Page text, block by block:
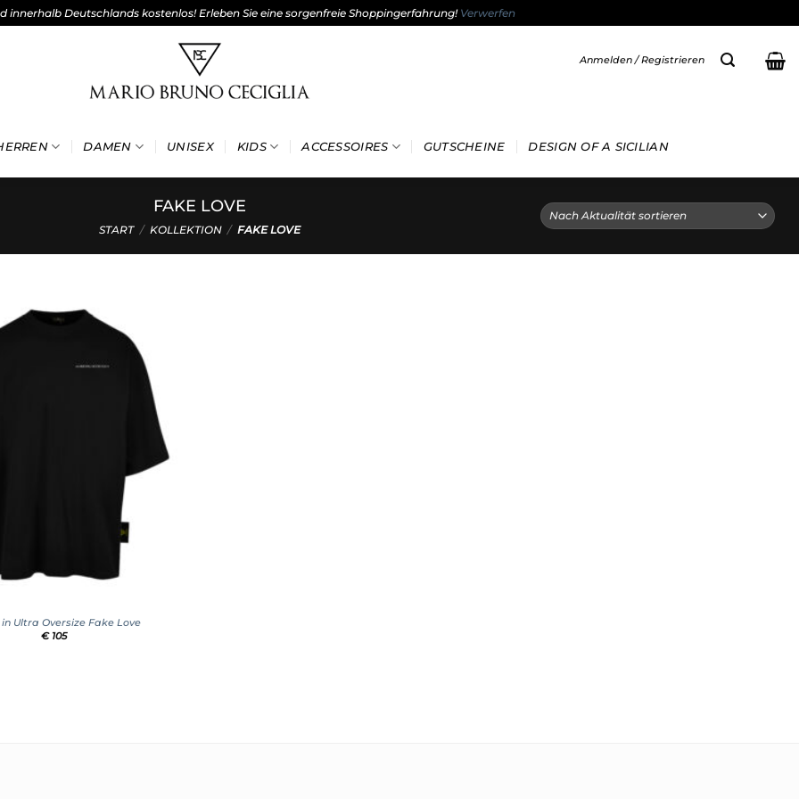
innerhalb Deutschlands kostenlos! Erleben Sie eine sorgenfreie Shoppingerfahrung! Verwerfen
Anmelden / Registrieren
DAMEN UNISEX KIDS ACCESSOIRES GUTSCHEINE DESIGN OF A SICILIAN
FAKE LOVE
START / KOLLEKTION / FAKE LOVE
in Ultra Oversize Fake Love
€105